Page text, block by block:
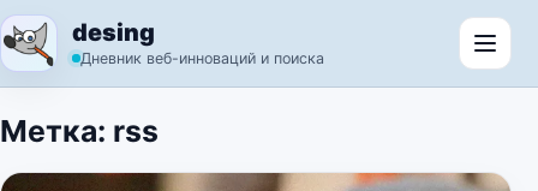
Перейти к содержимому
desing
Дневник веб-инноваций и поиска
Метка: rss